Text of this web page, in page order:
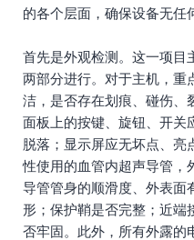
的各个层面，确保设备无任
首先是外观检测。这一项目
两部分进行。对于主机，重
洁，是否存在划痕、碰伤、
面板上的按键、旋钮、开关
脱落；显示屏应无坏点、亮
性使用的血管内超声导管，
导管管身的顺滑度、外表面
形；保护鞘是否完整；近端
否牢固。此外，所有外露的